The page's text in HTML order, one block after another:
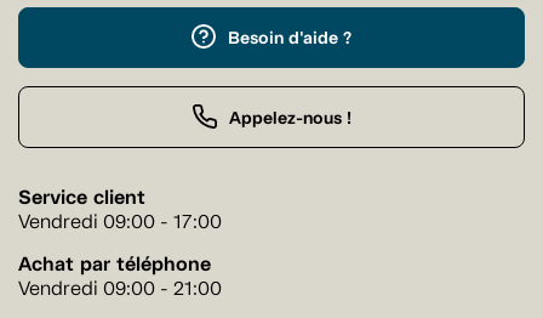
Besoin d'aide ?
Appelez-nous !
Service client
Vendredi 09:00 - 17:00
Achat par téléphone
Vendredi 09:00 - 21:00